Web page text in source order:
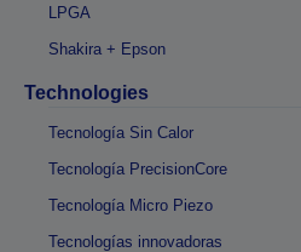
LPGA
Shakira + Epson
Technologies
Tecnología Sin Calor
Tecnología PrecisionCore
Tecnología Micro Piezo
Tecnologías innovadoras